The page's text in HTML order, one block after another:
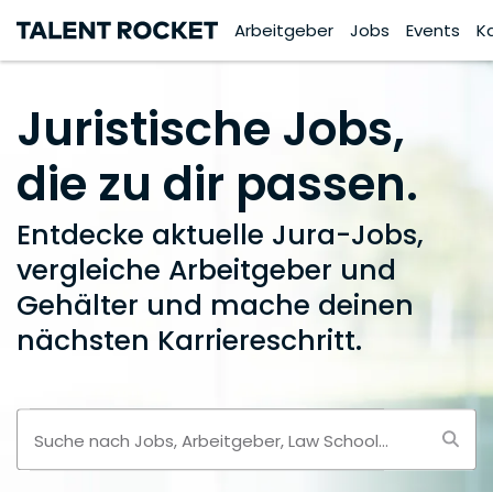
Arbeitgeber Jobs Events
Juristische Jobs,
die zu dir passen.
Entdecke aktuelle Jura-Jobs,
vergleiche Arbeitgeber und
Gehälter und mache deinen
nächsten Karriereschritt.
Suche nach Jobs, Arbeitgeber, Law School...